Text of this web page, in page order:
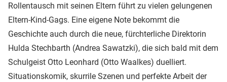
Rollentausch mit seinen Eltern führt zu vielen gelungenen
Eltern-Kind-Gags. Eine eigene Note bekommt die
Geschichte auch durch die neue, fürchterliche Direktorin
Hulda Stechbarth (Andrea Sawatzki), die sich bald mit dem
Schulgeist Otto Leonhard (Otto Waalkes) duelliert.
Situationskomik, skurrile Szenen und perfekte Arbeit der